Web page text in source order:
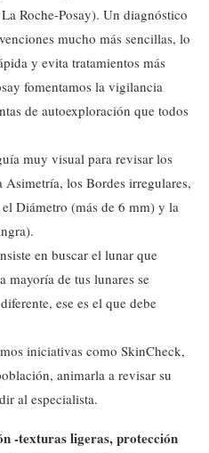
Roche-Posay). Un diagnóstico
mucho más sencillas, lo
y evita tratamientos más
fomentamos la vigilancia
de autoexploración que todos
muy visual para revisar los
los Bordes irregulares,
Diámetro (más de 6 mm) y la
en buscar el lunar que
mayoría de tus lunares se
ese es el que debe
iniciativas como SkinCheck,
animarla a revisar su
al especialista.
-texturas ligeras, protección